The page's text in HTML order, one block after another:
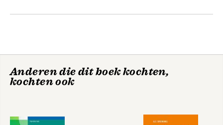
Anderen die dit boek kochten,
kochten ook